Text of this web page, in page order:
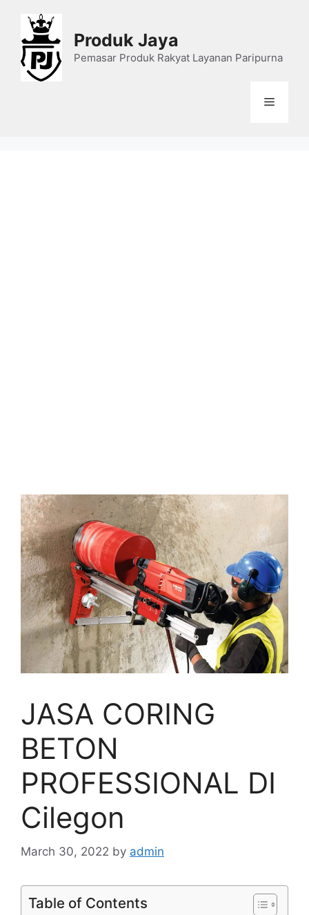
content
Produk Jaya
Pemasar Produk Rakyat Layanan Paripurna
Menu
JASA CORING
BETON
PROFESSIONAL DI
Cilegon
March 30, 2022 by admin
Table of Contents